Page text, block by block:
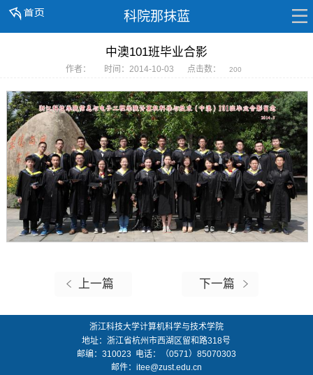
科院那抹蓝
中澳101班毕业合影
作者： 时间：2014-10-03 点击数： 200
上一篇 下一篇
浙江科技大学计算机科学与技术学院
地址：浙江省杭州市西湖区留和路318号
邮编： 310023 电话：（0571）85070303
邮件： itee@zust.edu.cn